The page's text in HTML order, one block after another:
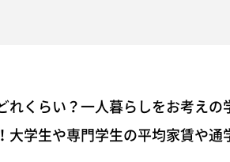
くらい？一人暮らしをお考えの
学生や専門学生の平均家賃や通